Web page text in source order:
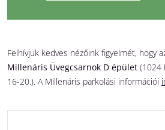
Felhívjuk kedves nézőink figyelmét, hogy
Millenáris Üvegcsarnok D épület (1024
16-20.). A Millenáris parkolási információi